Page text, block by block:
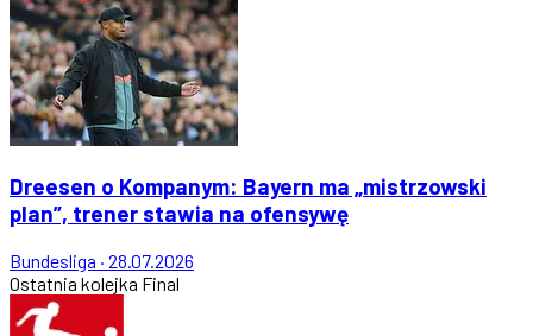
Dreesen o Kompanym: Bayern ma „mistrzowski
plan”, trener stawia na ofensywę
Bundesliga · 28.07.2026
Ostatnia kolejka Final